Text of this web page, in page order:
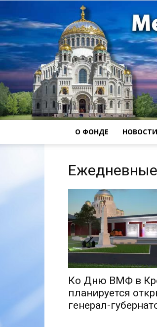
О ФОНДЕ НОВОСТИ
Ко Дню ВМФ в
планируется
генерал-